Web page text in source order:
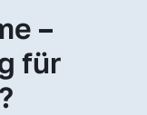
–
für